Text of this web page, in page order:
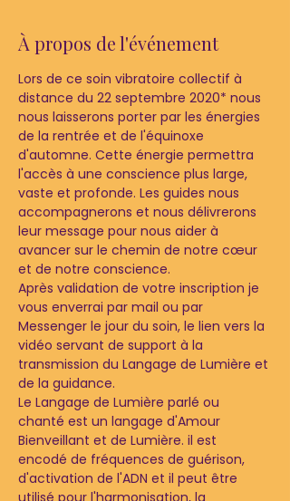
À propos de l'événement
Lors de ce soin vibratoire collectif à
distance du 22 septembre 2020* nous
nous laisserons porter par les énergies
de la rentrée et de l'équinoxe
d'automne. Cette énergie permettra
l'accès à une conscience plus large,
vaste et profonde. Les guides nous
accompagnerons et nous délivrerons
leur message pour nous aider à
avancer sur le chemin de notre cœur
et de notre conscience.
Après validation de votre inscription je
vous enverrai par mail ou par
Messenger le jour du soin, le lien vers la
vidéo servant de support à la
transmission du Langage de Lumière et
de la guidance.
Le Langage de Lumière parlé ou
chanté est un langage d'Amour
Bienveillant et de Lumière. il est
encodé de fréquences de guérison,
d'activation de l'ADN et il peut être
utilisé pour l'harmonisation, la